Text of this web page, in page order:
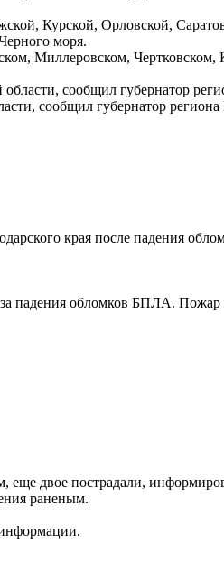
Курской, Орловской,
моря.
Миллеровском,
сообщил губернатор
сообщил губернатор
края после падения
падения обломков БПЛА.
двое пострадали,
раненым.